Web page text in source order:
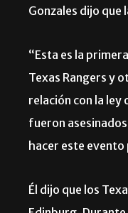
Gonzales dijo
“Esta es la
Texas Rangers y
relación con la ley
fueron
hacer este
Él dijo que los